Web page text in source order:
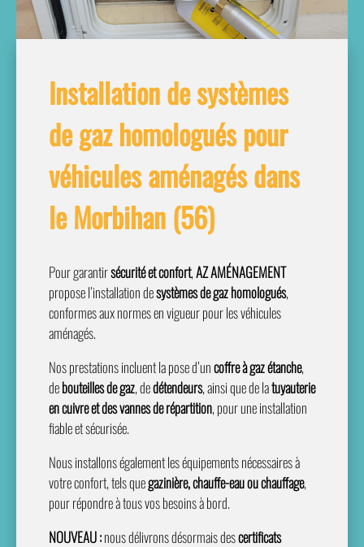
Installation de systèmes
de gaz homologués pour
véhicules aménagés dans
le Morbihan (56)
Pour garantirsécurité et confort,AZ AMÉNAGEMENT
propose l’installation desystèmes de gaz homologués,
conformes aux normes en vigueur pour les véhicules
aménagés.
Nos prestations incluent la pose d’uncoffre à gaz étanche,
debouteilles de gaz, dedétendeurs, ainsi que de latuyauterie
en cuivre et des vannes de répartition, pour une installation
fiable et sécurisée.
Nous installons également les équipements nécessaires à
votre confort, tels quegazinière, chauffe-eau ou chauffage,
pour répondre à tous vos besoins à bord.
NOUVEAU :nous délivrons désormais descertificats